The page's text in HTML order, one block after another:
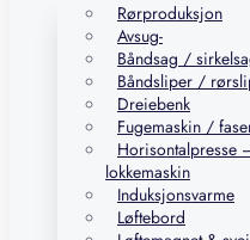
Rørproduksjon
Avsug-
Båndsag /
Båndsliper /
Dreiebenk
Fugemaskin /
Horisontalpresse
lokkemaskin
Induksjonsvarme
Løftebord